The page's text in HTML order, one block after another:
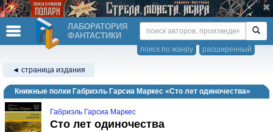
ЛАБОРАТОРИЯ
ФАНТАСТИКИ
расширенный
поиск по жанру
◄ страница издания
Книжные полки Габриэль Гарсиа Маркес «Сто лет одиночества»
Габриэль Гарсиа Маркес
Сто лет одиночества